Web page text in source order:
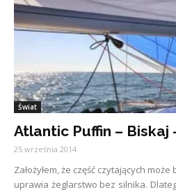
Świat
Atlantic Puffin – Biskaj
25 września 2014
Założyłem, że część czytających
uprawia żeglarstwo bez silnika.